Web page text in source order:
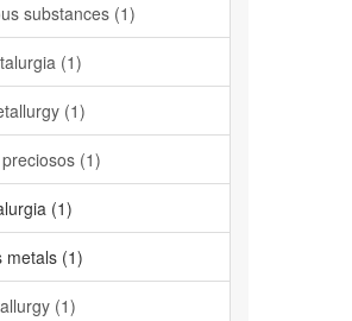
substances (1)
(1)
(1)
(1)
(1)
metals (1)
(1)